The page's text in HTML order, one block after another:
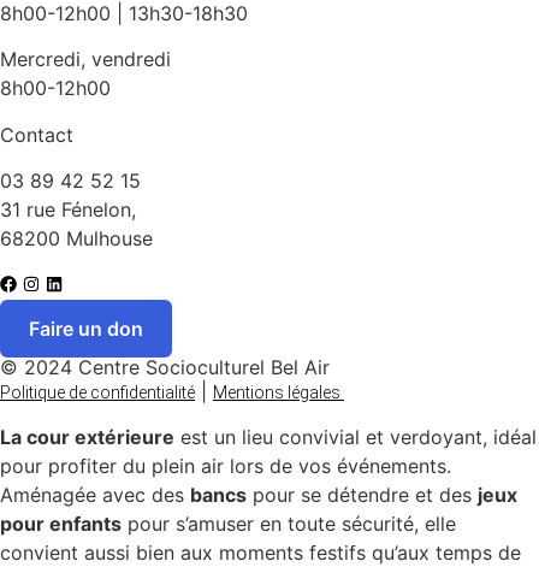
8h00-12h00 | 13h30-18h30
Mercredi, vendredi
8h00-12h00
Contact
03 89 42 52 15
31 rue Fénelon,
68200 Mulhouse
Faire un don
© 2024 Centre Socioculturel Bel Air
Politique de confidentialité Mentions légales
La cour extérieure est un lieu convivial et verdoyant, idéal
pour profiter du plein air lors de vos événements.
Aménagée avec des bancs pour se détendre et des jeux
pour enfants pour s’amuser en toute sécurité, elle
convient aussi bien aux moments festifs qu’aux temps de